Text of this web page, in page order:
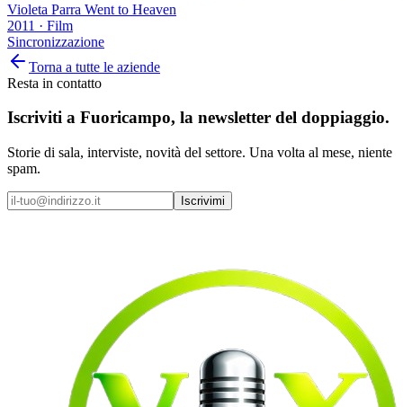
Violeta Parra Went to Heaven
2011 · Film
Sincronizzazione
Torna a tutte le aziende
Resta in contatto
Iscriviti a Fuoricampo, la newsletter del doppiaggio.
Storie di sala, interviste, novità del settore. Una volta al mese, niente
spam.
Iscrivimi